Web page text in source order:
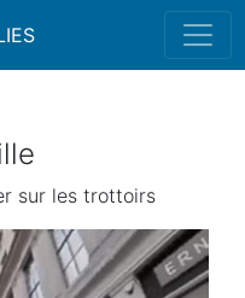
sur les trottoirs